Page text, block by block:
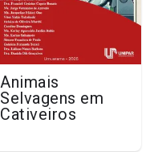
Animais
Selvagens em
Cativeiros